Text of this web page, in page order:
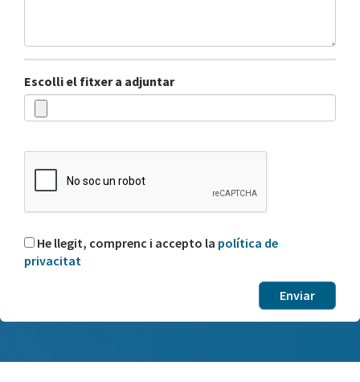
Escolli el fitxer a adjuntar
He llegit, comprenc i accepto la política de
privacitat